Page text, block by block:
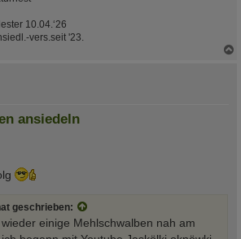
10.04.‘26
vers.seit '23.
ansiedeln
geschrieben:
einige Mehlschwalben nah am